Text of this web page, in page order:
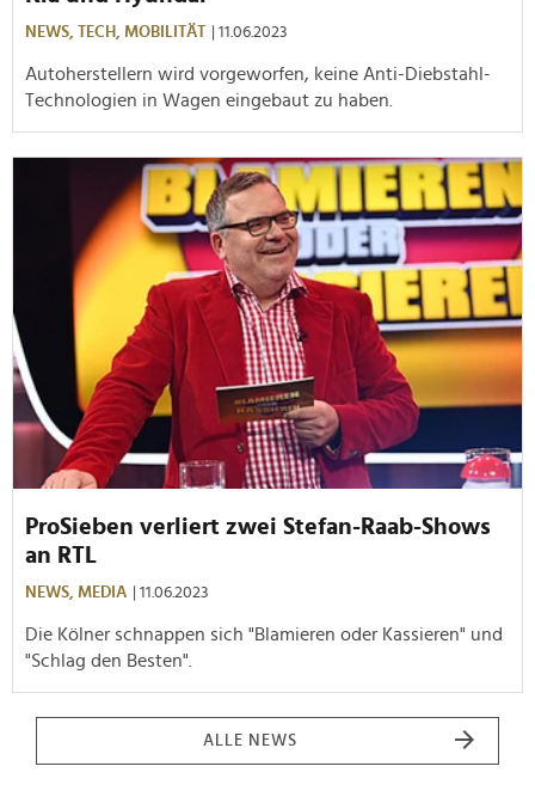
NEWS, TECH, MOBILITÄT | 11.06.2023
Autoherstellern wird vorgeworfen, keine Anti-Diebstahl-
Technologien in Wagen eingebaut zu haben.
ProSieben verliert zwei Stefan-Raab-Shows
an RTL
NEWS, MEDIA | 11.06.2023
Die Kölner schnappen sich "Blamieren oder Kassieren" und
"Schlag den Besten".
ALLE NEWS